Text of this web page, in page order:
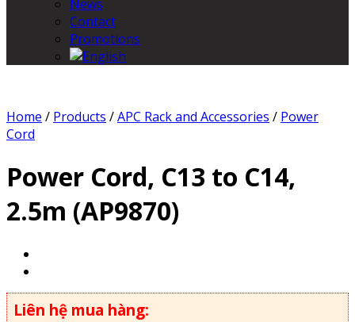
News
Contact
Promotions
Home / Products /APC Rack and Accessories / Power
Cord
Power Cord, C13 to C14,
2.5m (AP9870)
Liên hệ mua hàng: